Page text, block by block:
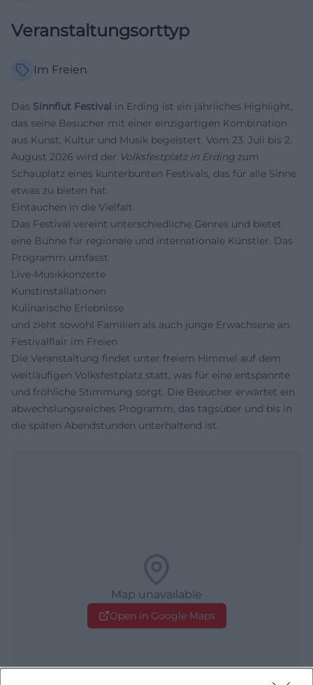
Veranstaltungsorttyp
Im Freien
Das Sinnflut Festival in Erding ist ein jährliches Highlight,
das seine Besucher mit einer einzigartigen Kombination
aus Kunst, Kultur und Musik begeistert. Vom 23. Juli bis 2.
August 2026 wird der Volksfestplatz in Erding zum
Schauplatz eines kunterbunten Festivals, das für alle Sinne
etwas zu bieten hat.
Eintauchen in die Vielfalt
Das Festival vereint unterschiedliche Genres und bietet
eine Bühne für regionale und internationale Künstler. Das
Programm umfasst
Live-Musikkonzerte
Kunstinstallationen
Kulinarische Erlebnisse
und zieht sowohl Familien als auch junge Erwachsene an.
Festivalflair im Freien
Die Veranstaltung findet unter freiem Himmel auf dem
weitläufigen Volksfestplatz statt, was für eine entspannte
und fröhliche Stimmung sorgt. Die Besucher erwartet ein
abwechslungsreiches Programm, das tagsüber und bis in
die späten Abendstunden unterhaltend ist.
Map unavailable
Open in Google Maps